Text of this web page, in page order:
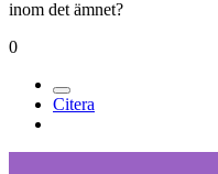
inom det ämnet?
0
Citera